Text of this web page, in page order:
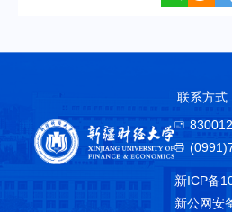
联系方式
830012
新ICP备
新公网安